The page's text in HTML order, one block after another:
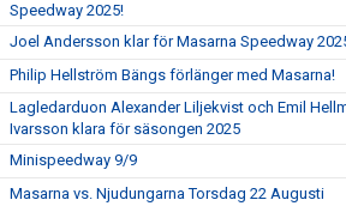
Speedway 2025!
Joel Andersson klar för Masarna Speedway
Philip Hellström Bängs förlänger med Masarna!
Lagledarduon Alexander Liljekvist och Emil
Ivarsson klara för säsongen 2025
Minispeedway 9/9
Masarna vs. Njudungarna Torsdag 22 Augusti